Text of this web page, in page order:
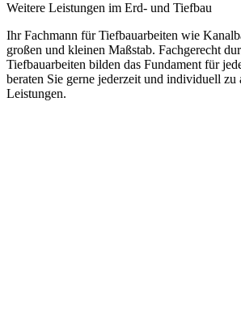
Weitere Leistungen im Erd- und Tiefbau
Ihr Fachmann für Tiefbauarbeiten wie
großen und kleinen Maßstab. Fachgerecht
Tiefbauarbeiten bilden das Fundament für
beraten Sie gerne jederzeit und individuell zu
Leistungen.